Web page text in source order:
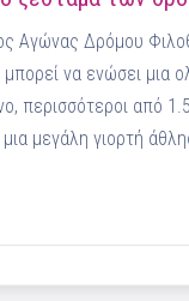
Αγώνας Δρόμου
μπορεί να ενώσει
περισσότεροι από
μεγάλη γιορτή